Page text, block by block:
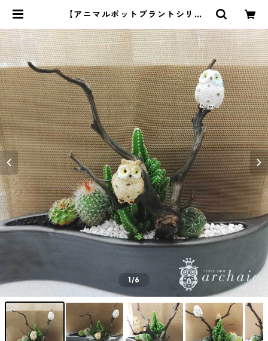
【アニマルポットプラントシリー
| ストーンショップアルカイック
1/6